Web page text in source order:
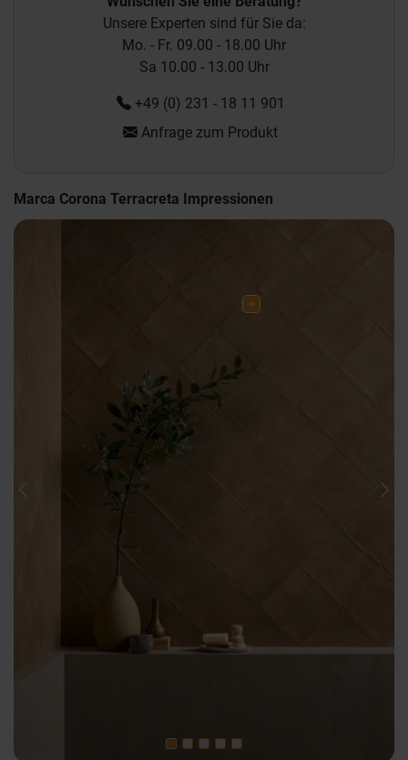
Unsere Experten sind für Sie da:
Mo. - Fr. 09.00 - 18.00 Uhr
Sa 10.00 - 13.00 Uhr
+49 (0) 231 - 18 11 901
Anfrage zum Produkt
Marca Corona Terracreta Impressionen
Previous